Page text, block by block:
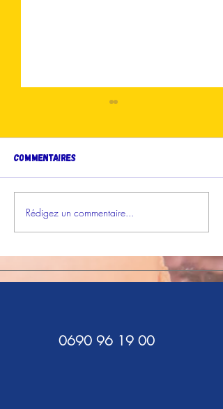
Les Grignoteuses
Gagnantes sur France-
Commentaires
Rédigez un commentaire...
0690 96 19 00